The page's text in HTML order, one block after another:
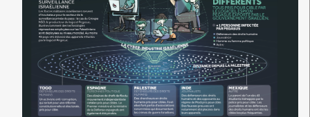
← Merci ! →